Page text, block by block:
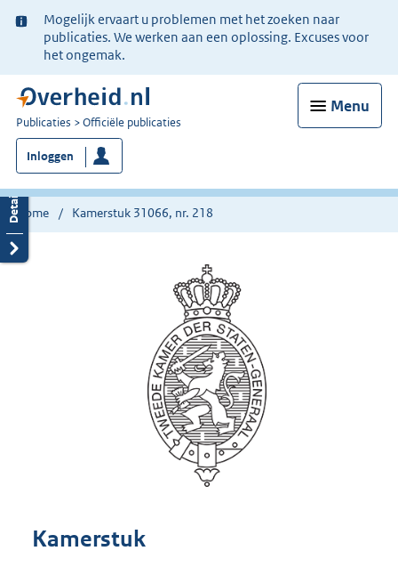
Ter
informatie:
Mogelijk ervaart u problemen met het zoeken naar
publicaties. We werken aan een oplossing. Excuses voor
het ongemak.
Menu
U
bent
nu
hier:
Publicaties Officiële publicaties
Inloggen
Home Kamerstuk 31066, nr. 218
Kamerstuk